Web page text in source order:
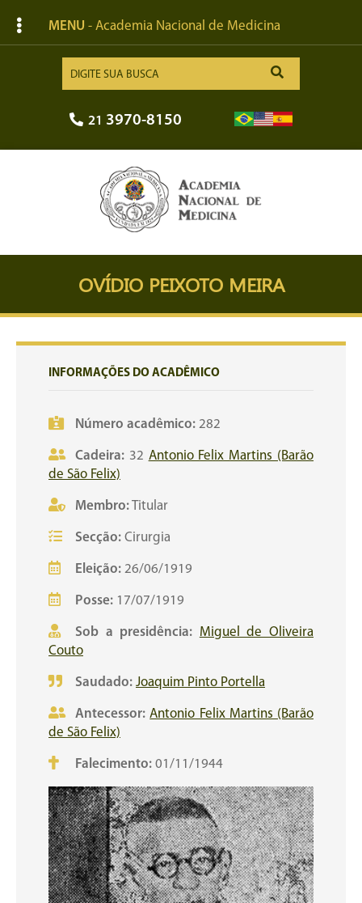
MENU - Academia Nacional de Medicina
21 3970-8150
OVÍDIO PEIXOTO MEIRA
INFORMAÇÕES DO ACADÊMICO
Número acadêmico: 282
Cadeira: 32 Antonio Felix Martins (Barão
de São Felix)
Membro:Titular
Secção: Cirurgia
Eleição: 26/06/1919
Posse: 17/07/1919
Sob a presidência: Miguel de Oliveira
Couto
Saudado: Joaquim Pinto Portella
Antecessor: Antonio Felix Martins (Barão
de São Felix)
Falecimento: 01/11/1944